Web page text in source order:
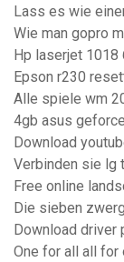
Lass es wie
Wie man gopro
Hp laserjet
Epson r230
Alle spiele wm
4gb asus
Download
Verbinden sie lg
Free online
Die sieben
Download
One for all all for